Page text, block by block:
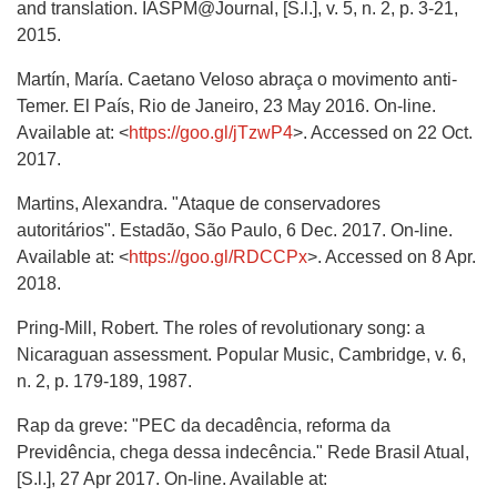
and translation. IASPM@Journal, [S.l.], v. 5, n. 2, p. 3-21,
2015.
Martín, María. Caetano Veloso abraça o movimento anti-
Temer. El País, Rio de Janeiro, 23 May 2016. On-line.
Available at: <https://goo.gl/jTzwP4>. Accessed on 22 Oct.
2017.
Martins, Alexandra. "Ataque de conservadores
autoritários". Estadão, São Paulo, 6 Dec. 2017. On-line.
Available at: <https://goo.gl/RDCCPx>. Accessed on 8 Apr.
2018.
Pring-Mill, Robert. The roles of revolutionary song: a
Nicaraguan assessment. Popular Music, Cambridge, v. 6,
n. 2, p. 179-189, 1987.
Rap da greve: "PEC da decadência, reforma da
Previdência, chega dessa indecência." Rede Brasil Atual,
[S.l.], 27 Apr 2017. On-line. Available at: